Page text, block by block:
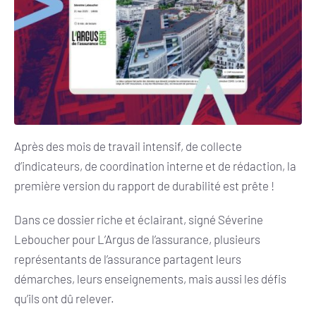
Après des mois de travail intensif, de collecte
d’indicateurs, de coordination interne et de rédaction, la
première version du rapport de durabilité est prête !
Dans ce dossier riche et éclairant, signé Séverine
Leboucher pour L’Argus de l’assurance, plusieurs
représentants de l’assurance partagent leurs
démarches, leurs enseignements, mais aussi les défis
qu’ils ont dû relever.